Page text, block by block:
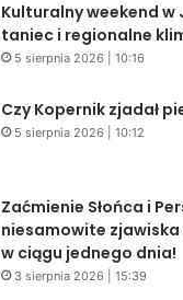
Kulturalny weekend w
taniec i regionalne
5 sierpnia 2026 | 10:16
Czy Kopernik zjadał
5 sierpnia 2026 | 10:12
Zaćmienie Słońca i
niesamowite
w ciągu jednego dnia!
3 sierpnia 2026 | 15:39